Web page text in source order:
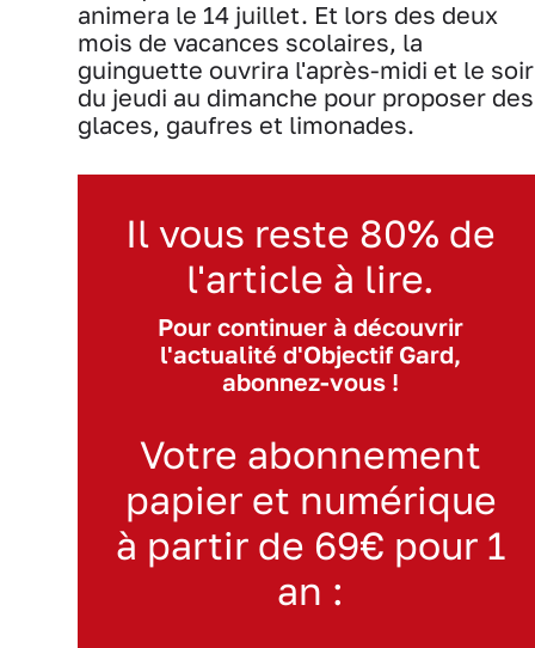
animera le 14 juillet. Et lors des deux
mois de vacances scolaires, la
guinguette ouvrira l'après-midi et le soir
du jeudi au dimanche pour proposer des
glaces, gaufres et limonades.
Il vous reste 80% de
l'article à lire.
Pour continuer à découvrir
l'actualité d'Objectif Gard,
abonnez-vous !
Votre abonnement
papier et numérique
à partir de 69€ pour 1
an :